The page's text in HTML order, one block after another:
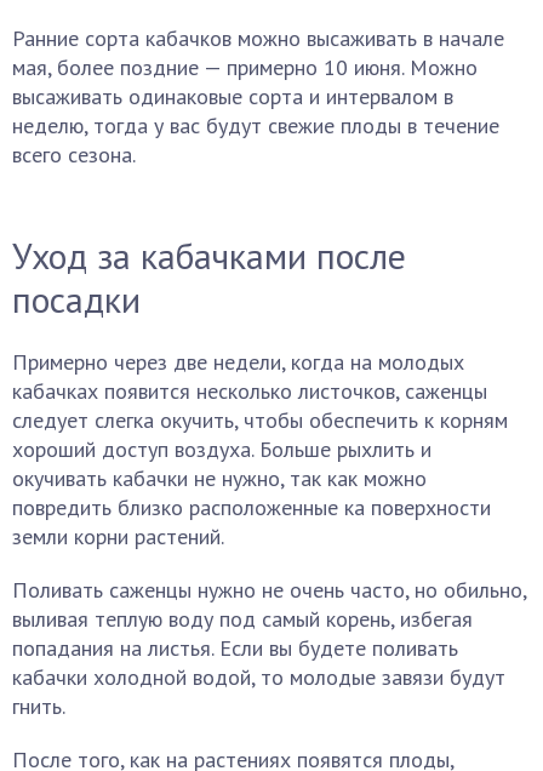
Ранние сорта кабачков можно высаживать в начале
мая, более поздние — примерно 10 июня. Можно
высаживать одинаковые сорта и интервалом в
неделю, тогда у вас будут свежие плоды в течение
всего сезона.
Уход за кабачками после
посадки
Примерно через две недели, когда на молодых
кабачках появится несколько листочков, саженцы
следует слегка окучить, чтобы обеспечить к корням
хороший доступ воздуха. Больше рыхлить и
окучивать кабачки не нужно, так как можно
повредить близко расположенные ка поверхности
земли корни растений.
Поливать саженцы нужно не очень часто, но обильно,
выливая теплую воду под самый корень, избегая
попадания на листья. Если вы будете поливать
кабачки холодной водой, то молодые завязи будут
гнить.
После того, как на растениях появятся плоды,